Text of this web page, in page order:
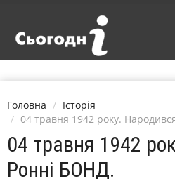
Головна
Історія
04 травня 1942 року.
04 травня 1942
Ронні БОНД.